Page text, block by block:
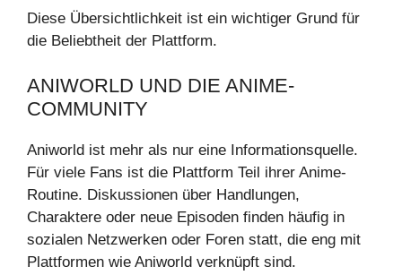
Diese Übersichtlichkeit ist ein wichtiger Grund für
die Beliebtheit der Plattform.
ANIWORLD UND DIE ANIME-
COMMUNITY
Aniworld ist mehr als nur eine Informationsquelle.
Für viele Fans ist die Plattform Teil ihrer Anime-
Routine. Diskussionen über Handlungen,
Charaktere oder neue Episoden finden häufig in
sozialen Netzwerken oder Foren statt, die eng mit
Plattformen wie Aniworld verknüpft sind.